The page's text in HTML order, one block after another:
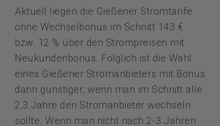
Aktuell liegen die Gießener Stromtarife
ohne Wechselbonus im Schnitt 143 €
bzw. 12 % über den Strompreisen mit
Neukundenbonus. Folglich ist die Wahl
eines Gießener Stromanbieters mit Bonus
dann günstiger, wenn man im Schnitt alle
2,3 Jahre den Stromanbieter wechseln
sollte. Wenn man nicht nach 2-3 Jahren